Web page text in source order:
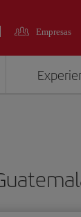
Empresas